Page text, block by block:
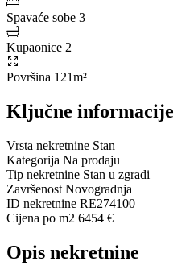
Spavaće sobe 3
Kupaonice 2
Površina 121m²
Ključne informacije
Vrsta nekretnine Stan
Kategorija Na prodaju
Tip nekretnine Stan u zgradi
Završenost Novogradnja
ID nekretnine RE274100
Cijena po m2 6454 €
Opis nekretnine